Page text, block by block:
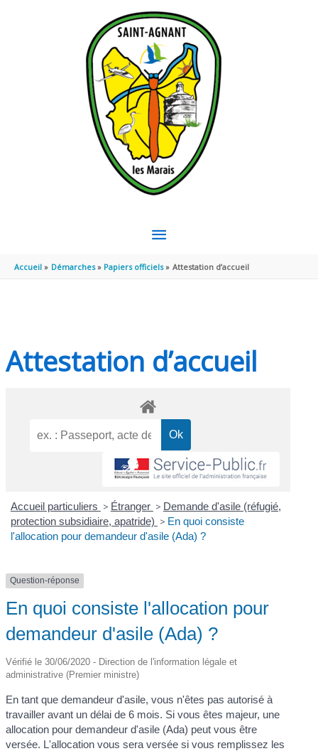
MENU
PRINCIPAL
Accueil Démarches Papiers officiels Attestation d’accueil
Attestation d’accueil
Accueil particuliers > Étranger > Demande d'asile (réfugié,
protection subsidiaire, apatride) > En quoi consiste
l'allocation pour demandeur d'asile (Ada) ?
Question-réponse
En quoi consiste l'allocation pour
demandeur d'asile (Ada) ?
Vérifié le 30/06/2020 - Direction de l'information légale et
administrative (Premier ministre)
En tant que demandeur d'asile, vous n'êtes pas autorisé à
travailler avant un délai de 6 mois. Si vous êtes majeur, une
allocation pour demandeur d'asile (Ada) peut vous être
versée. L'allocation vous sera versée si vous remplissez les